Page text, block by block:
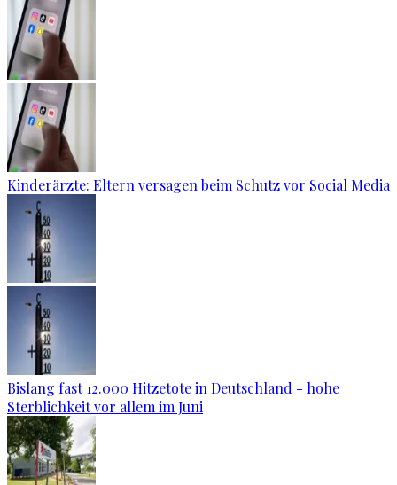
Kinderärzte: Eltern versagen beim Schutz vor Social Media
Bislang fast 12.000 Hitzetote in Deutschland - hohe
Sterblichkeit vor allem im Juni